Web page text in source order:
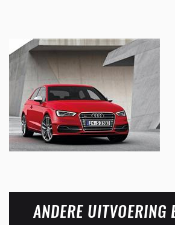
ANDERE UITVOERING